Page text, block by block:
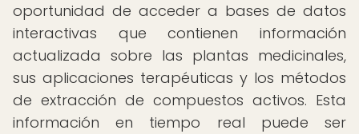
oportunidad de acceder a bases de datos
interactivas que contienen información
actualizada sobre las plantas medicinales,
sus aplicaciones terapéuticas y los métodos
de extracción de compuestos activos. Esta
información en tiempo real puede ser